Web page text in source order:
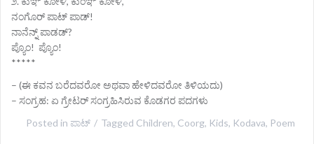
ನಂಗೊರ್‍ ಪಾಟ್ ಪಾಡ್!
ನಾನೆನ್ನ್ ಪಾಡಡ್?
ಪ್ಯೊಂ! ಪ್ಯೊಂ!
*****
– (ಈ ಕವನ ಬರೆದವರೋ ಅಥವಾ ಹೇಳಿದವರೋ ತಿಳಿಯದು)
– ಸಂಗ್ರಹ: ಏ ಗ್ರೇಟರ್‍ ಸಂಗ್ರಹಿಸಿರುವ ಕೊಡಗರ ಪದಗಳು
Posted in ಪಾಟ್ Tagged Children, Coorg, Kids, Kodava, Poem